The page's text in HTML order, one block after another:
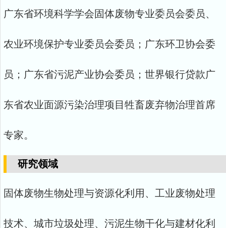
广东省环境科学学会固体废物专业委员会委员、
农业环境保护专业委员会委员；广东环卫协会委
员；广东省污泥产业协会委员；世界银行贷款广
东省农业面源污染治理项目牲畜废弃物治理首席
专家。
研究领域
固体废物生物处理与资源化利用、工业废物处理
技术、城市垃圾处理、污泥生物干化与建材化利